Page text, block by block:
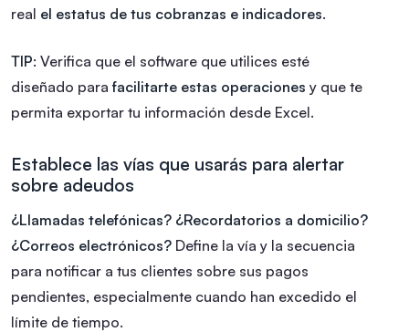
real el estatus de tus cobranzas e indicadores.
TIP: Verifica que el software que utilices esté
diseñado parafacilitarte estas operaciones y que te
permita exportar tu información desde Excel.
Establece las vías que usarás para alertar
sobre adeudos
¿Llamadas telefónicas? ¿Recordatorios a domicilio?
¿Correos electrónicos? Define la vía y la secuencia
para notificar a tus clientes sobre sus pagos
pendientes, especialmente cuando han excedido el
límite de tiempo.